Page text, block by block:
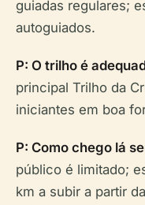
guiadas regulares;
autoguiados.
P: O trilho é
principal Trilho da
iniciantes em boa
P: Como chego lá
público é limitado;
km a subir a partir